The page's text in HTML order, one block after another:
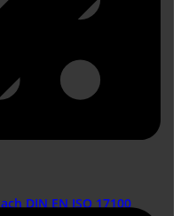
DIN EN ISO 17100